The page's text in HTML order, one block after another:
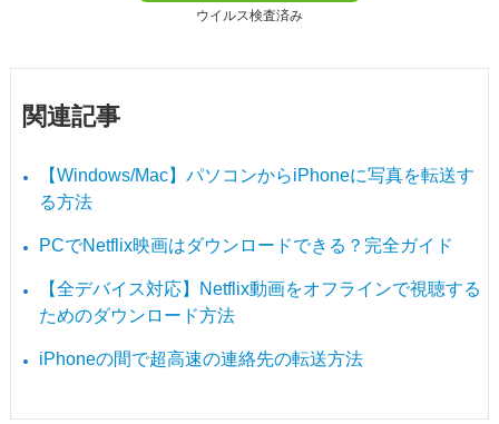
ウイルス検査済み
関連記事
【Windows/Mac】パソコンからiPhoneに写真を転送す
る方法
PCでNetflix映画はダウンロードできる？完全ガイド
【全デバイス対応】Netflix動画をオフラインで視聴する
ためのダウンロード方法
iPhoneの間で超高速の連絡先の転送方法